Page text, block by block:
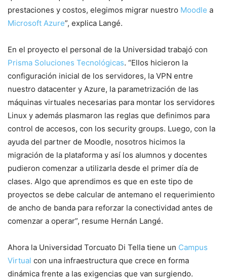
prestaciones y costos, elegimos migrar nuestro Moodle a
Microsoft Azure”, explica Langé.
En el proyecto el personal de la Universidad trabajó con
Prisma Soluciones Tecnológicas. “Ellos hicieron la
configuración inicial de los servidores, la VPN entre
nuestro datacenter y Azure, la parametrización de las
máquinas virtuales necesarias para montar los servidores
Linux y además plasmaron las reglas que definimos para
control de accesos, con los security groups. Luego, con la
ayuda del partner de Moodle, nosotros hicimos la
migración de la plataforma y así los alumnos y docentes
pudieron comenzar a utilizarla desde el primer día de
clases. Algo que aprendimos es que en este tipo de
proyectos se debe calcular de antemano el requerimiento
de ancho de banda para reforzar la conectividad antes de
comenzar a operar”, resume Hernán Langé.
Ahora la Universidad Torcuato Di Tella tiene un Campus
Virtual con una infraestructura que crece en forma
dinámica frente a las exigencias que van surgiendo.